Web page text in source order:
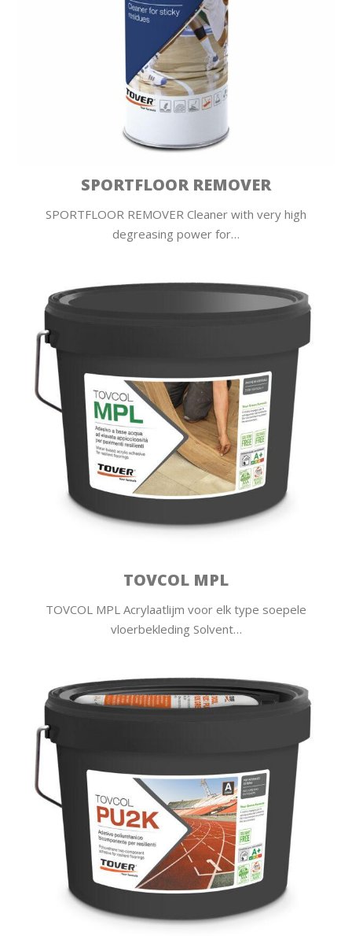
SPORTFLOOR REMOVER
SPORTFLOOR REMOVER Cleaner with very high
degreasing power for…
TOVCOL MPL
TOVCOL MPL Acrylaatlijm voor elk type soepele
vloerbekleding Solvent…